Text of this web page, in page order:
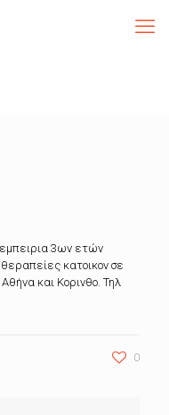
3ων ετών
κατοικον σε
και Κορινθο. Τηλ
0